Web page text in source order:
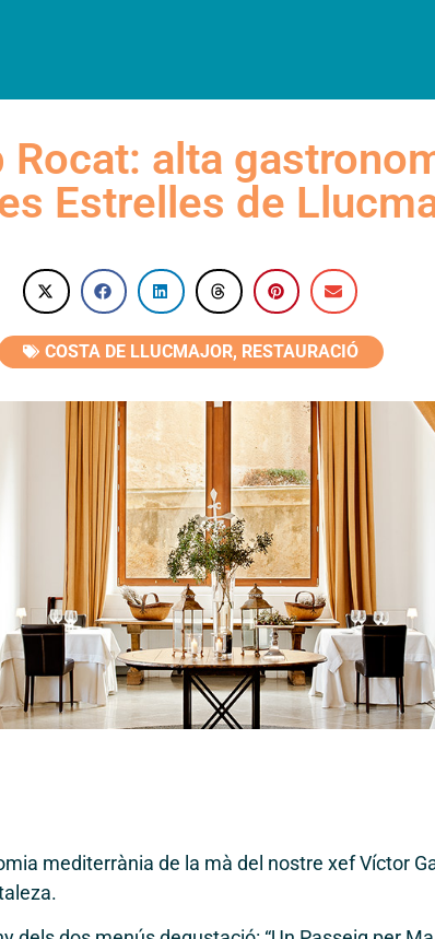
Rocat: alta
Estrelles de
COSTA DE LLUCMAJOR, RESTAURACIÓ
mediterrània de la mà del nostre xef Víctor